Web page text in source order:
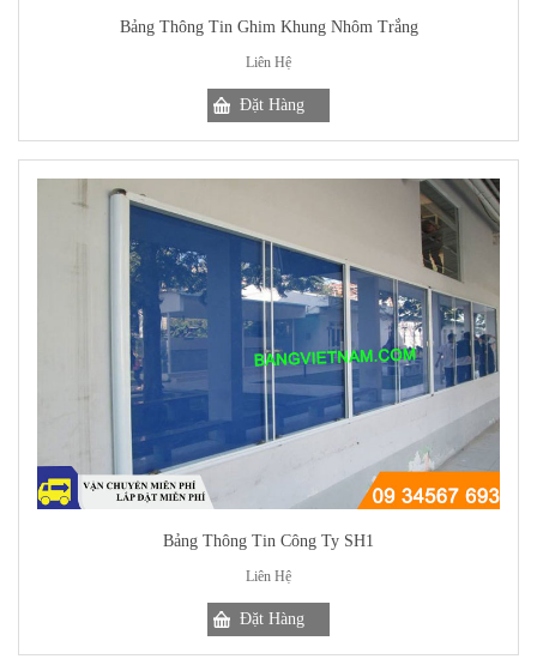
Bảng Thông Tin Ghim Khung Nhôm Trắng
Liên Hệ
Bảng Thông Tin Công Ty SH1
Liên Hệ